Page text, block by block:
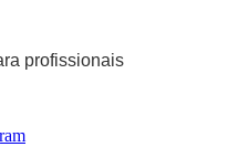
profissionais